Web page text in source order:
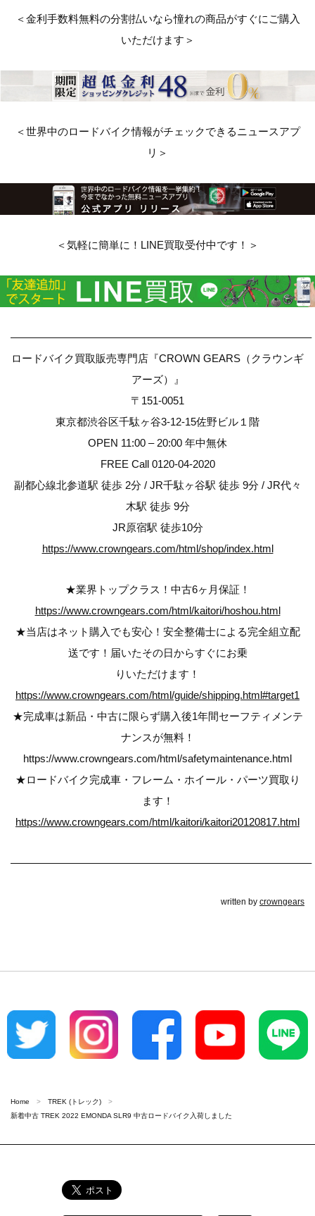
＜金利手数料無料の分割払いなら憧れの商品がすぐにご購入
いただけます＞
＜世界中のロードバイク情報がチェックできるニュースアプ
リ＞
＜気軽に簡単に！LINE買取受付中です！＞
————————————————————————————–
ロードバイク買取販売専門店『CROWN GEARS（クラウンギ
アーズ）』
〒151-0051
東京都渋谷区千駄ヶ谷3-12-15佐野ビル１階
OPEN 11:00 – 20:00 年中無休
FREE Call 0120-04-2020
副都心線北参道駅 徒歩 2分 / JR千駄ヶ谷駅 徒歩 9分 / JR代々
木駅 徒歩 9分
JR原宿駅 徒歩10分
https://www.crowngears.com/html/shop/index.html
★業界トップクラス！中古6ヶ月保証！
https://www.crowngears.com/html/kaitori/hoshou.html
★当店はネット購入でも安心！安全整備士による完全組立配
送です！届いたその日からすぐにお乗
りいただけます！
https://www.crowngears.com/html/guide/shipping.html#target1
★完成車は新品・中古に限らず購入後1年間セーフティメンテ
ナンスが無料！
https://www.crowngears.com/html/safetymaintenance.html
★ロードバイク完成車・フレーム・ホイール・パーツ買取り
ます！
https://www.crowngears.com/html/kaitori/kaitori20120817.html
————————————————————————————–
written by crowngears
Home
TREK (トレック)
新着中古 TREK 2022 EMONDA SLR9 中古ロードバイク入荷しました